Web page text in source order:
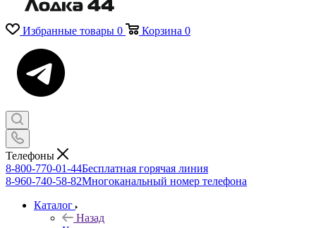
Избранные товары 0 Корзина 0
Телефоны
8-800-770-01-44Бесплатная горячая линия
8-960-740-58-82Многоканальный номер телефона
Каталог
Назад